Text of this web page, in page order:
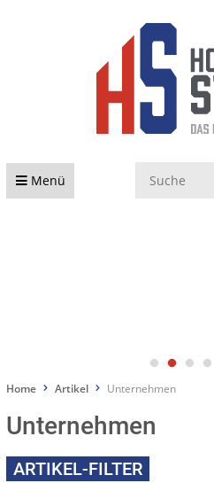
Menü
Home Artikel Unternehmen
Unternehmen
ARTIKEL-FILTER